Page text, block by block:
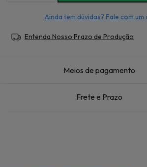
Ainda tem dúvidas? Fale com
Entenda Nosso Prazo de Produção
Meios de pagamento
Frete e Prazo